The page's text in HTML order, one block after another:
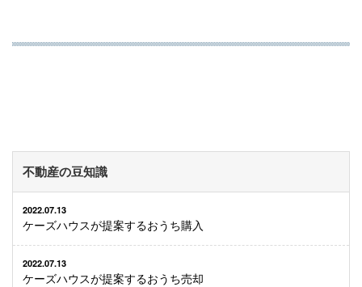
不動産の豆知識
2022.07.13
ケーズハウスが提案するおうち購入
2022.07.13
ケーズハウスが提案するおうち売却